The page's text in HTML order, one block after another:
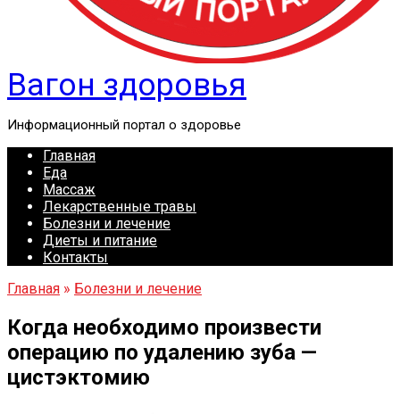
Вагон здоровья
Информационный портал о здоровье
Главная
Еда
Массаж
Лекарственные травы
Болезни и лечение
Диеты и питание
Контакты
Главная » Болезни и лечение
Когда необходимо произвести
операцию по удалению зуба —
цистэктомию